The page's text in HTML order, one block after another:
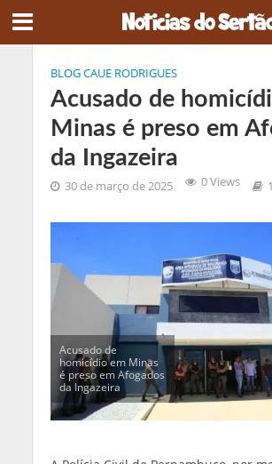
BLOG CAUE RODRIGUES
Acusado de
Minas é preso em
da Ingazeira
30 de março de 2025 0 Views
Acusado de
homicídio em Minas
é preso em Afogados
da Ingazeira